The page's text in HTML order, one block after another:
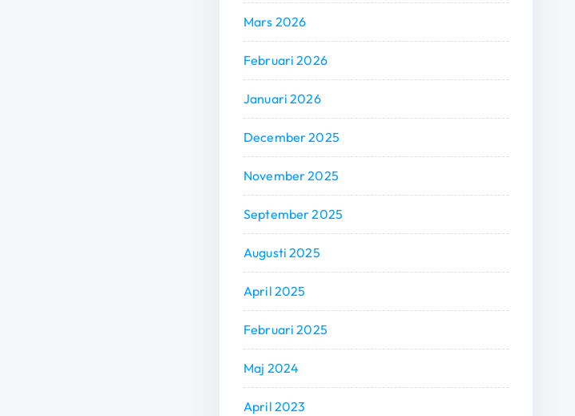
Mars 2026
Februari 2026
Januari 2026
December 2025
November 2025
September 2025
Augusti 2025
April 2025
Februari 2025
Maj 2024
April 2023